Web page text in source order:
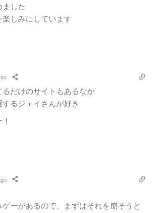
ました
しみにしています
るだけのサイトもあるなか
るジェイさんが好き
ーがあるので、まずはそれを崩そうと